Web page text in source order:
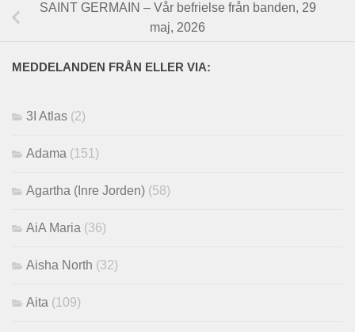
SAINT GERMAIN – Vår befrielse från banden, 29
maj, 2026
MEDDELANDEN FRÅN ELLER VIA:
3I Atlas (2)
Adama (151)
Agartha (Inre Jorden) (58)
AiA Maria (36)
Aisha North (32)
Aita (109)